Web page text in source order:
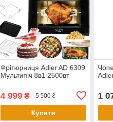
Фрітюрниця Adler AD 6309
Мультипіч 8в1 2500вт
4 999₴ 5 500 ₴
Купити
1